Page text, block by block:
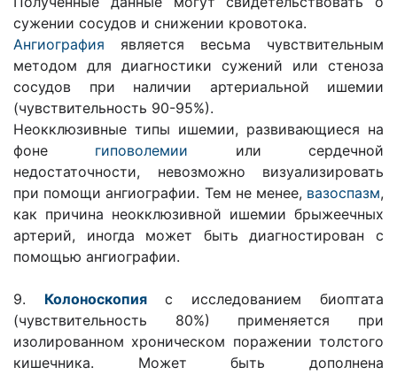
сужении сосудов и снижении кровотока.
Ангиография является весьма чувствительным
методом для диагностики сужений или стеноза
сосудов при наличии артериальной ишемии
(чувствительность 90-95%).
Неокклюзивные типы ишемии, развивающиеся на
фоне гиповолемии или сердечной
недостаточности, невозможно визуализировать
при помощи ангиографии. Тем не менее, вазоспазм,
как причина неокклюзивной ишемии брыжеечных
артерий, иногда может быть диагностирован с
помощью ангиографии.
9. Колоноскопия
с исследованием биоптата
(чувствительность 80%) применяется при
изолированном хроническом поражении толстого
кишечника. Может быть дополнена